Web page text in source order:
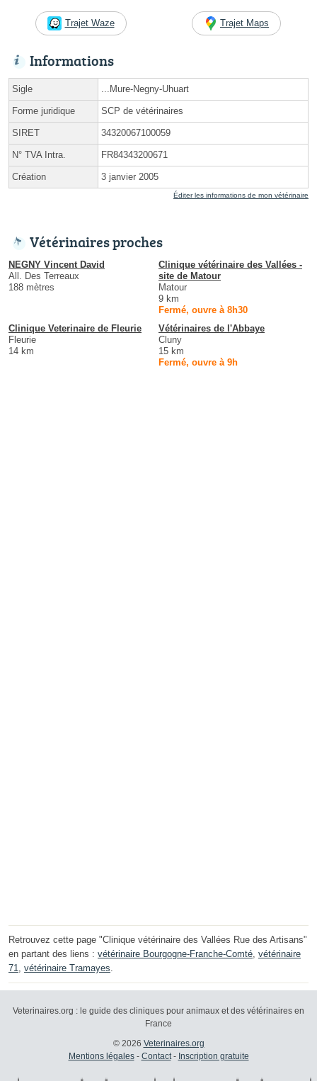
Trajet Waze Trajet Maps
Informations
Sigle ...Mure-Negny-Uhuart
Forme juridique SCP de vétérinaires
SIRET 34320067100059
N° TVA Intra. FR84343200671
Création 3 janvier 2005
Éditer les informations de mon vétérinaire
Vétérinaires proches
NEGNY Vincent David
All. Des Terreaux
188 mètres
Clinique vétérinaire des Vallées -
site de Matour
Matour
9 km
Fermé, ouvre à 8h30
Clinique Veterinaire de Fleurie
Fleurie
14 km
Vétérinaires de l'Abbaye
Cluny
15 km
Fermé, ouvre à 9h
Retrouvez cette page "Clinique vétérinaire des Vallées Rue des Artisans"
en partant des liens : vétérinaire Bourgogne-Franche-Comté, vétérinaire
71, vétérinaire Tramayes.
Veterinaires.org : le guide des cliniques pour animaux et des vétérinaires en
France
© 2026 Veterinaires.org
Mentions légales- Contact- Inscription gratuite